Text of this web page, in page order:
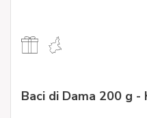
Baci di Dama 200 g